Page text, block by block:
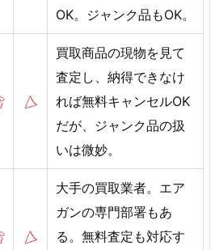
OK。ジャンク品もOK。
買取商品の現物を見て
査定し、納得できなけ
れば無料キャンセルOK
だが、ジャンク品の扱
いは微妙。
大手の買取業者。エア
ガンの専門部署もあ
る。無料査定も対応す